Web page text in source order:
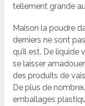
tellement grande
Maison la poudre
derniers ne sont
qu’il est. De
se laisser
des produits de
De plus de
emballages